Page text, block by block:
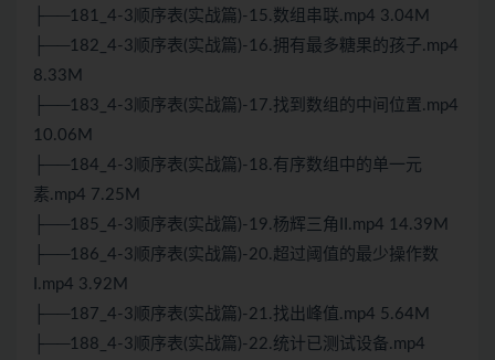
├──181_4-3顺序表(实战篇)-15.数组串联.mp4 3.04M
├──182_4-3顺序表(实战篇)-16.拥有最多糖果的孩子.mp4
8.33M
├──183_4-3顺序表(实战篇)-17.找到数组的中间位置.mp4
10.06M
├──184_4-3顺序表(实战篇)-18.有序数组中的单一元
素.mp4 7.25M
├──185_4-3顺序表(实战篇)-19.杨辉三角II.mp4 14.39M
├──186_4-3顺序表(实战篇)-20.超过阈值的最少操作数
I.mp4 3.92M
├──187_4-3顺序表(实战篇)-21.找出峰值.mp4 5.64M
├──188_4-3顺序表(实战篇)-22.统计已测试设备.mp4